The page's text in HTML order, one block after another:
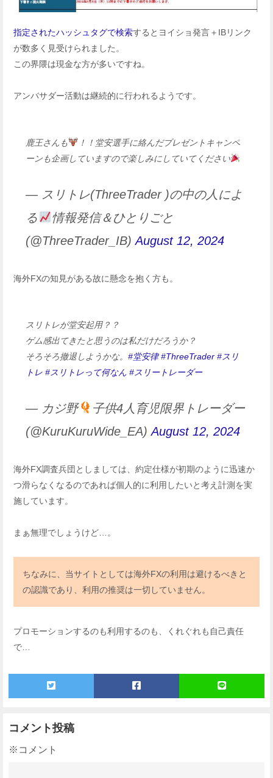
指定されたハッシュタグで検索するとヨイショ発言＋IBリンク
が数多く見受けられました。
この界隈は現金な方が多いですね。
アンバサダー活動は継続的に行われるようです。
鹿王さんも
！！堂安選手に絡んだプレゼントキャンペ
ーンも企画していますので楽しみにしていてください
— スリトレ(ThreeTrader )の中の人によ
る
情報発信＆ひとりごと
(@ThreeTrader_IB)August 12, 2024
海外FXの知見がある故に懸念を抱く方も。
スリトレが堂安起用？？
ゲム感出てきたと思うのは私だけだろうか？
そろそろ撤退しようかな。#堂安律 #ThreeTrader #スリ
トレ #スリトレって何なん #スリートレーダー
— カジ野
子供4人育児限界トレーダー
(@KuruKuruWide_EA)August 12, 2024
海外FX調査兵団としましては、約定仕様が初期のように迅速か
つ滑らなくなるのであれば個人的に利用したいと考え計測を実
施しています。
まぁ無理でしょうけど…。
ちなみに、当サイトとしては海外FXの利用は避けるべきと
の認識であり、利用の推奨は一切していません。
プロモーションするのも利用するのも、くれぐれも自己責任
で…
コメント投稿
※コメント